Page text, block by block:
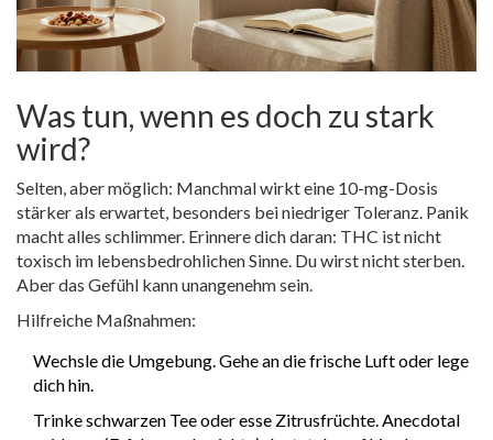
Was tun, wenn es doch zu stark
wird?
Selten, aber möglich: Manchmal wirkt eine 10-mg-Dosis
stärker als erwartet, besonders bei niedriger Toleranz. Panik
macht alles schlimmer. Erinnere dich daran: THC ist nicht
toxisch im lebensbedrohlichen Sinne. Du wirst nicht sterben.
Aber das Gefühl kann unangenehm sein.
Hilfreiche Maßnahmen:
Wechsle die Umgebung. Gehe an die frische Luft oder lege
dich hin.
Trinke schwarzen Tee oder esse Zitrusfrüchte. Anecdotal